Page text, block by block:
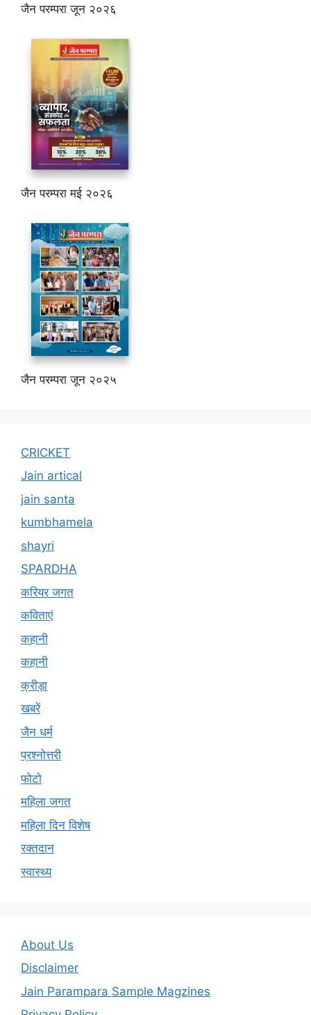
जैन परम्परा जून २०२६
जैन परम्परा मई २०२६
जैन परम्परा जून २०२५
CRICKET
Jain artical
jain santa
kumbhamela
shayri
SPARDHA
करियर जगत
कविताएं
कहानी
कहानी
क्रीड़ा
खबरें
जैन धर्म
प्रश्नोत्तरी
फोटो
महिला जगत
महिला दिन विशेष
रक्तदान
स्वास्थ्य
About Us
Disclaimer
Jain Parampara Sample Magzines